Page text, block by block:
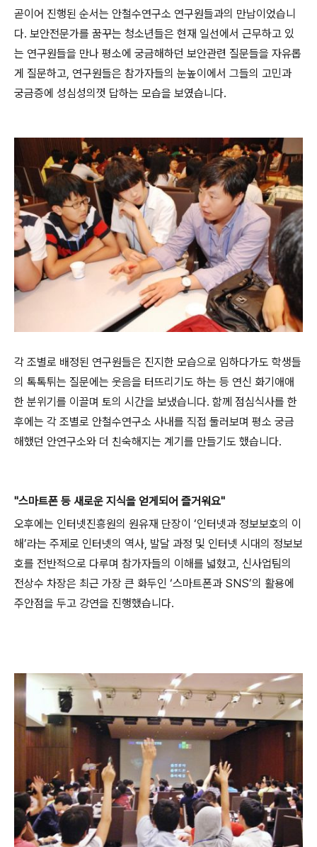
곧이어 진행된 순서는 안철수연구소 연구원들과의 만남이었습니
다. 보안전문가를 꿈꾸는 청소년들은 현재 일선에서 근무하고 있
는 연구원들을 만나 평소에 궁금해하던 보안관련 질문들을 자유롭
게 질문하고, 연구원들은 참가자들의 눈높이에서 그들의 고민과
궁금증에 성심성의껏 답하는 모습을 보였습니다.
각 조별로 배정된 연구원들은 진지한 모습으로 임하다가도 학생들
의 톡톡튀는 질문에는 웃음을 터뜨리기도 하는 등 연신 화기애애
한 분위기를 이끌며 토의 시간을 보냈습니다. 함께 점심식사를 한
후에는 각 조별로 안철수연구소 사내를 직접 둘러보며 평소 궁금
해했던 안연구소와 더 친숙해지는 계기를 만들기도 했습니다.
"스마트폰 등 새로운 지식을 얻게되어 즐거워요"
오후에는 인터넷진흥원의 원유재 단장이 ‘인터넷과 정보보호의 이
해’라는 주제로 인터넷의 역사, 발달 과정 및 인터넷 시대의 정보보
호를 전반적으로 다루며 참가자들의 이해를 넓혔고, 신사업팀의
전상수 차장은 최근 가장 큰 화두인 ‘스마트폰과 SNS’의 활용에
주안점을 두고 강연을 진행했습니다.